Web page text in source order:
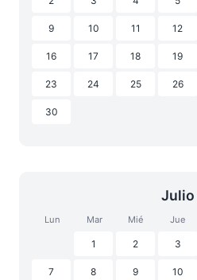
9 10 11 12
16 17 18 19
23 24 25 26
30
Julio
Lun Mar Mié Jue
1 2 3
7 8 9 10